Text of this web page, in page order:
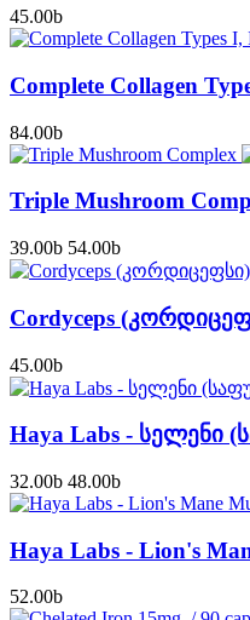
45.00b
Complete Collagen
84.00b
Triple Mushroom
39.00b 54.00b
Cordyceps
45.00b
Haya Labs - სელენი
32.00b 48.00b
Haya Labs - Lion's
52.00b